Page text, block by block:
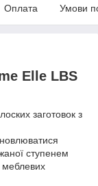
Оплата Умови
Elle LBS
заготовок з
ступенем
меблевих